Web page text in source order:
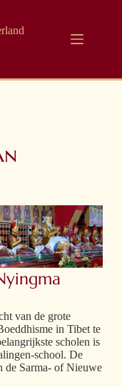
van de grote
in Tibet te
scholen is
school. De
de Sarma- of Nieuwe